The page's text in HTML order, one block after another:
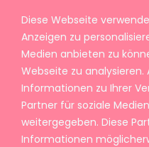
Diese Webseite
Anzeigen zu
Medien anbieten zu
Webseite zu
Informationen zu Ihrer
Partner für soziale
weitergegeben. Diese
Informationen